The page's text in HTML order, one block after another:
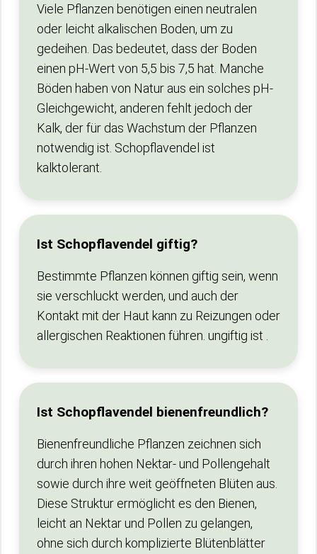
Viele Pflanzen benötigen einen neutralen
oder leicht alkalischen Boden, um zu
gedeihen. Das bedeutet, dass der Boden
einen pH-Wert von 5,5 bis 7,5 hat. Manche
Böden haben von Natur aus ein solches pH-
Gleichgewicht, anderen fehlt jedoch der
Kalk, der für das Wachstum der Pflanzen
notwendig ist. Schopflavendel ist
kalktolerant.
Ist Schopflavendel giftig?
Bestimmte Pflanzen können giftig sein, wenn
sie verschluckt werden, und auch der
Kontakt mit der Haut kann zu Reizungen oder
allergischen Reaktionen führen. ungiftig ist .
Ist Schopflavendel bienenfreundlich?
Bienenfreundliche Pflanzen zeichnen sich
durch ihren hohen Nektar- und Pollengehalt
sowie durch ihre weit geöffneten Blüten aus.
Diese Struktur ermöglicht es den Bienen,
leicht an Nektar und Pollen zu gelangen,
ohne sich durch komplizierte Blütenblätter